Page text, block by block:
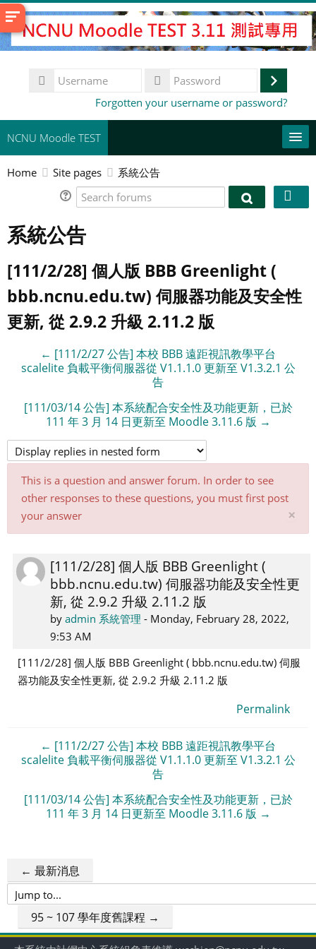
Skip
to
main
Username
Log
Forgotten your username or password?
NCNU Moodle TEST
常用連結
English (United States) ‎(en_us)‎
Home Site pages 系統公告
Search
Search
系統公告
[111/2/28] 個人版 BBB Greenlight (
bbb.ncnu.edu.tw) 伺服器功能及安全性
更新, 從 2.9.2 升級 2.11.2 版
← [111/2/27 公告] 本校 BBB 遠距視訊教學平台
scalelite 負載平衡伺服器從 V1.1.1.0 更新至 V1.3.2.1 公
告
[111/03/14 公告] 本系統配合安全性及功能更新，已於
111 年 3 月 14 日更新至 Moodle 3.11.6 版 →
This is a question and answer forum. In order to see
other responses to these questions, you must first post
your answer
×
[111/2/28] 個人版 BBB Greenlight (
bbb.ncnu.edu.tw) 伺服器功能及安全性更
新, 從 2.9.2 升級 2.11.2 版
byadmin 系統管理 - Monday, February 28, 2022,
9:53 AM
Number
of
replies:
0
[111/2/28] 個人版 BBB Greenlight ( bbb.ncnu.edu.tw) 伺服
器功能及安全性更新, 從 2.9.2 升級 2.11.2 版
Permalink
← [111/2/27 公告] 本校 BBB 遠距視訊教學平台
scalelite 負載平衡伺服器從 V1.1.1.0 更新至 V1.3.2.1 公
告
[111/03/14 公告] 本系統配合安全性及功能更新，已於
111 年 3 月 14 日更新至 Moodle 3.11.6 版 →
← 最新消息
Jump
95 ~ 107 學年度舊課程 →